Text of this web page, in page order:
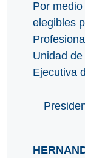
Por
elegibles
Unidad
Ejecutiva